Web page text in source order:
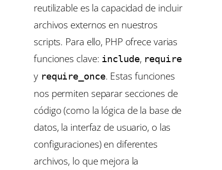
reutilizable es la capacidad de incluir
archivos externos en nuestros
scripts. Para ello, PHP ofrece varias
funciones clave: include, require
y require_once. Estas funciones
nos permiten separar secciones de
código (como la lógica de la base de
datos, la interfaz de usuario, o las
configuraciones) en diferentes
archivos, lo que mejora la